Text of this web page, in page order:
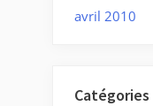
avril 2010
Catégories